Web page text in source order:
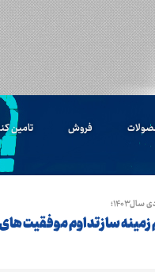
فروش تامین
ساز تداوم موفقیت